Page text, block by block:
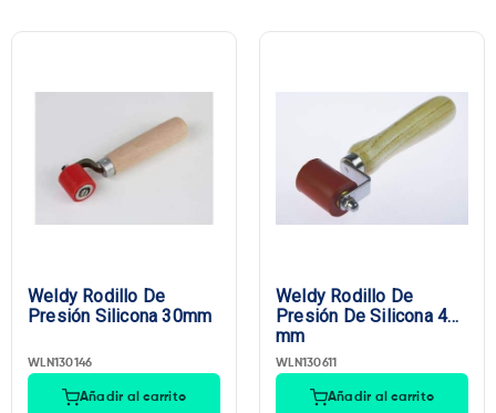
Marca
Weldy Rodillo De
Presión Silicona 30mm
WLN130146
Añadir al carrito
Weldy Rodillo De
Presión De Silicona 40
mm
WLN130611
Añadir al carrito